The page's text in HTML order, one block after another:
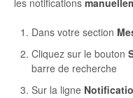
les notifications
Dans votre section
Cliquez sur le bouton
barre de recherche
Sur la ligne